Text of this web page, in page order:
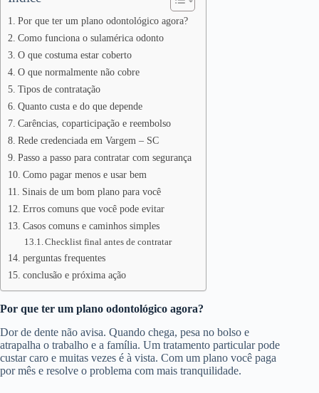
Por que ter um plano odontológico agora?
Como funciona o sulamérica odonto
O que costuma estar coberto
O que normalmente não cobre
Tipos de contratação
Quanto custa e do que depende
Carências, coparticipação e reembolso
Rede credenciada em Vargem – SC
Passo a passo para contratar com segurança
Como pagar menos e usar bem
Sinais de um bom plano para você
Erros comuns que você pode evitar
Casos comuns e caminhos simples
Checklist final antes de contratar
perguntas frequentes
conclusão e próxima ação
Por que ter um plano odontológico agora?
Dor de dente não avisa. Quando chega, pesa no bolso e
atrapalha o trabalho e a família. Um tratamento particular pode
custar caro e muitas vezes é à vista. Com um plano você paga
por mês e resolve o problema com mais tranquilidade.